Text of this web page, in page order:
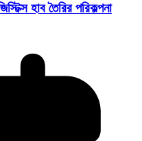
হাব তৈরির পরিকল্পনা